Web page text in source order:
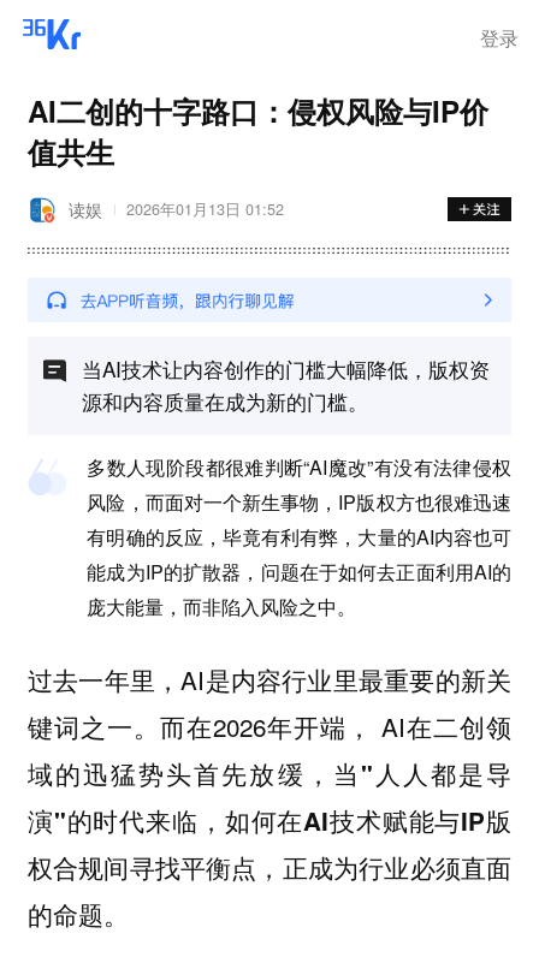
登录
AI二创的十字路口：侵权风险与IP价
值共生
读娱 2026年01月13日 01:52
当AI技术让内容创作的门槛大幅降低，版权资
源和内容质量在成为新的门槛。
多数人现阶段都很难判断“AI魔改”有没有法律侵权
风险，而面对一个新生事物，IP版权方也很难迅速
有明确的反应，毕竟有利有弊，大量的AI内容也可
能成为IP的扩散器，问题在于如何去正面利用AI的
庞大能量，而非陷入风险之中。
过去一年里，AI是内容行业里最重要的新关
键词之一。而在2026年开端， AI在二创领
域的迅猛势头首先放缓， 当"人人都是导
演"的时代来临，如何在AI技术赋能与IP版
权合规间寻找平衡点，正成为行业必须直面
的命题。